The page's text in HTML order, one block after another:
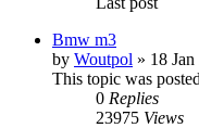
Bmw m3
by Woutpol » 18
This topic was
0 Replies
23975 Views